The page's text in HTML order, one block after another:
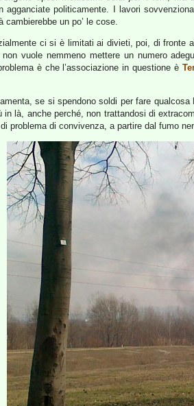
agganciate politicamente. I lavori
un po’ le cose.
ci si è limitati ai divieti, poi, di fronte
vuole nemmeno mettere un numero
è che l’associazione in questione è
se si spendono soldi per fare
là, anche perché, non trattandosi di
problema di convivenza, a partire dal fumo